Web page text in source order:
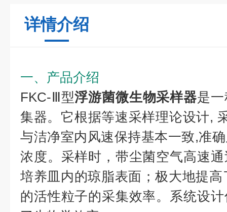
详情介绍
一、产品介绍
FKC-Ⅲ型浮游菌微生物采样器是
集器。它根据等速采样理论设计,
与洁净室内风速保持基本一致,准
浓度。采样时，带尘菌空气高速
培养皿内的琼脂表面；极大地提高
的活性粒子的采集效率。系统设